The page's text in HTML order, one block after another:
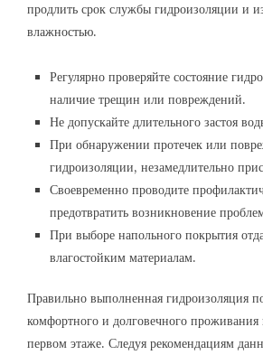
продлить срок службы гидроизоляции и
влажностью.
Регулярно проверяйте состояние
наличие трещин или повреждений.
Не допускайте длительного застоя
При обнаружении протечек или
гидроизоляции, незамедлительно
Своевременно проводите
предотвратить возникновение
При выборе напольного покрытия
влагостойким материалам.
Правильно выполненная гидроизоляция
комфортного и долговечного проживания
первом этаже. Следуя рекомендациям